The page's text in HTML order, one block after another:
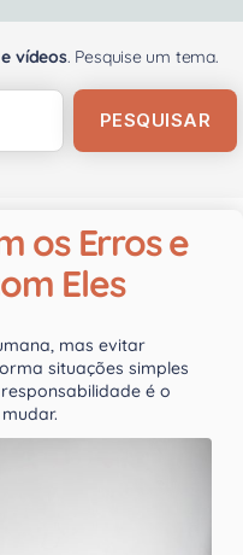
vídeos. Pesquise um tema.
os Erros e
Eles
mas evitar
situações simples
é o